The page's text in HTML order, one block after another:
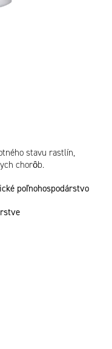
stavu rastlín,
chorôb.
poľnohospodárstvo